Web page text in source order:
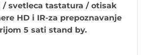
/ svetleca tastatura / otisak
HD i IR-za prepoznavanje
5 sati stand by.